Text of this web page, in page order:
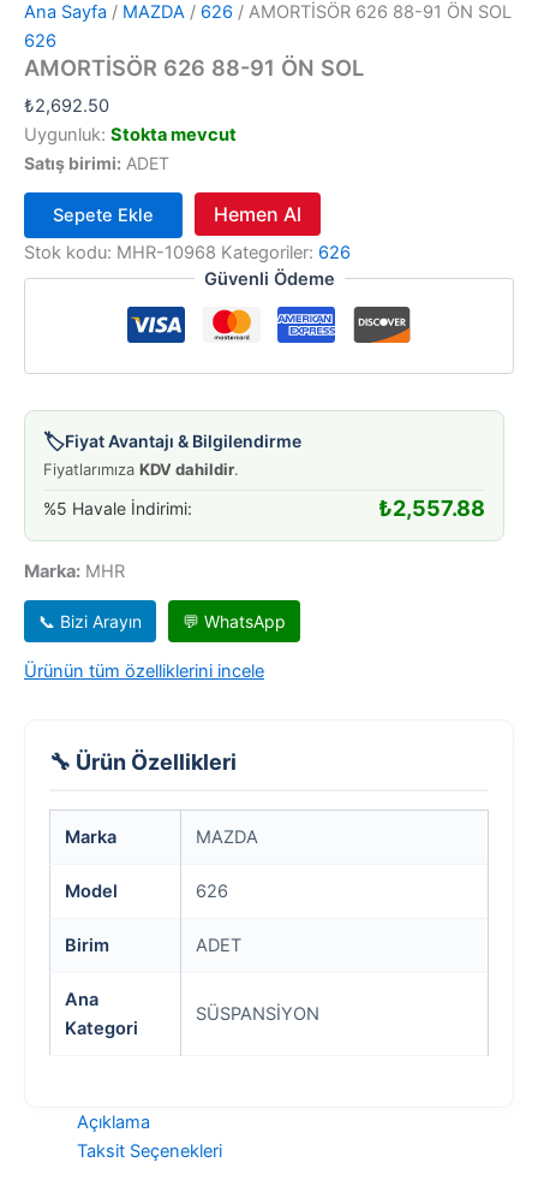
Ana Sayfa / MAZDA / 626 / AMORTİSÖR 626 88-91 ÖN SOL
626
AMORTİSÖR 626 88-91 ÖN SOL
₺2,692.50
Uygunluk: Stokta mevcut
Satış birimi: ADET
AMORTİSÖR
626
88-
adet
Sepete Ekle Hemen Al
Stok kodu: MHR-10968 Kategoriler: 626
Güvenli Ödeme
🏷️Fiyat Avantajı & Bilgilendirme
Fiyatlarımıza KDV dahildir.
%5 Havale İndirimi: ₺2,557.88
Marka: MHR
📞 Bizi Arayın 💬 WhatsApp
Ürünün tüm özelliklerini incele
🔧 Ürün Özellikleri
Marka MAZDA
Model 626
Birim ADET
Ana
Kategori
SÜSPANSİYON
Açıklama
Taksit Seçenekleri